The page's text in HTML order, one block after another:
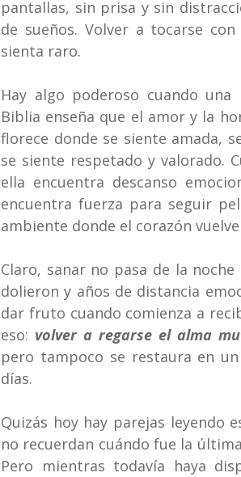
pantallas, sin prisa y sin
de sueños. Volver a tocarse
sienta raro.
Hay algo poderoso cuando
Biblia enseña que el amor y la
florece donde se siente amada,
se siente respetado y valorado.
ella encuentra descanso
encuentra fuerza para seguir
ambiente donde el corazón
Claro, sanar no pasa de la
dolieron y años de distancia
dar fruto cuando comienza a
eso: volver a regarse el alma
pero tampoco se restaura en
días.
Quizás hoy hay parejas leyendo
no recuerdan cuándo fue la
Pero mientras todavía haya